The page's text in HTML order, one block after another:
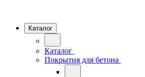
Каталог
Каталог
Покрытия для бетона